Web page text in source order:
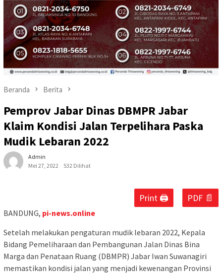
Beranda Berita
Pemprov Jabar Dinas DBMPR Jabar
Klaim Kondisi Jalan Terpelihara Paska
Mudik Lebaran 2022
Admin
Mei 27, 2022
532 Dilihat
Print 🖨 PDF 📄
BANDUNG, pi-news.online
Setelah melakukan pengaturan mudik lebaran 2022, Kepala
Bidang Pemeliharaan dan Pembangunan Jalan Dinas Bina
Marga dan Penataan Ruang (DBMPR) Jabar Iwan Suwanagiri
memastikan kondisi jalan yang menjadi kewenangan Provinsi